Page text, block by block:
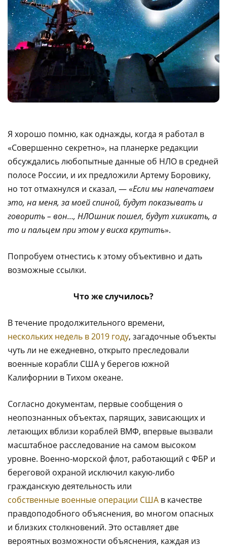
Я хорошо помню, как однажды, когда я работал в
«Совершенно секретно», на планерке редакции
обсуждались любопытные данные об НЛО в средней
полосе России, и их предложили Артему Боровику,
но тот отмахнулся и сказал, — «Если мы напечатаем
это, на меня, за моей спиной, будут показывать и
говорить – вон…, НЛОшник пошел, будут хихикать, а
то и пальцем при этом у виска крутить».
Попробуем отнестись к этому объективно и дать
возможные ссылки.
Что же случилось?
В течение продолжительного времени,
нескольких недель в 2019 году, загадочные объекты
чуть ли не ежедневно, открыто преследовали
военные корабли США у берегов южной
Калифорнии в Тихом океане.
Согласно документам, первые сообщения о
неопознанных объектах, парящих, зависающих и
летающих вблизи кораблей ВМФ, впервые вызвали
масштабное расследование на самом высоком
уровне. Военно-морской флот, работающий с ФБР и
береговой охраной исключил какую-либо
гражданскую деятельность или
собственные военные операции США в качестве
правдоподобного объяснения, во многом опасных
и близких столкновений. Это оставляет две
вероятных возможности объяснения, каждая из